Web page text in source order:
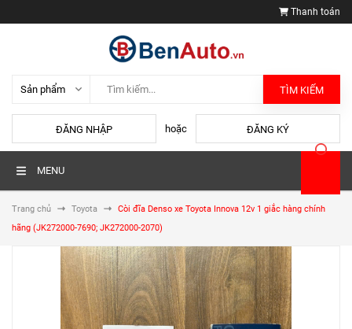
Thanh toán
TÌM KIẾM
ĐĂNG NHẬP hoặc ĐĂNG KÝ
MENU
Trang chủ Toyota
Còi đĩa Denso xe Toyota Innova 12v 1 giắc hàng chính
hãng (JK272000-7690; JK272000-2070)